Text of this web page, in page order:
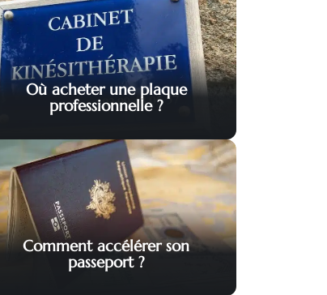
Où acheter une plaque
professionnelle ?
Comment accélérer son
passeport ?